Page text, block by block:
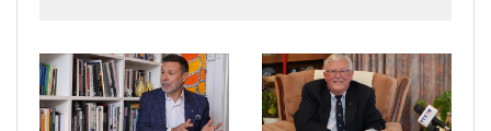
nghiệp và môi trường; Luật sửa đổi, bổ sung
một số điều của Luật Tần số vô tuyến điện,
Luật Viễn thông, Luật Giao dịch điện tử và Luật